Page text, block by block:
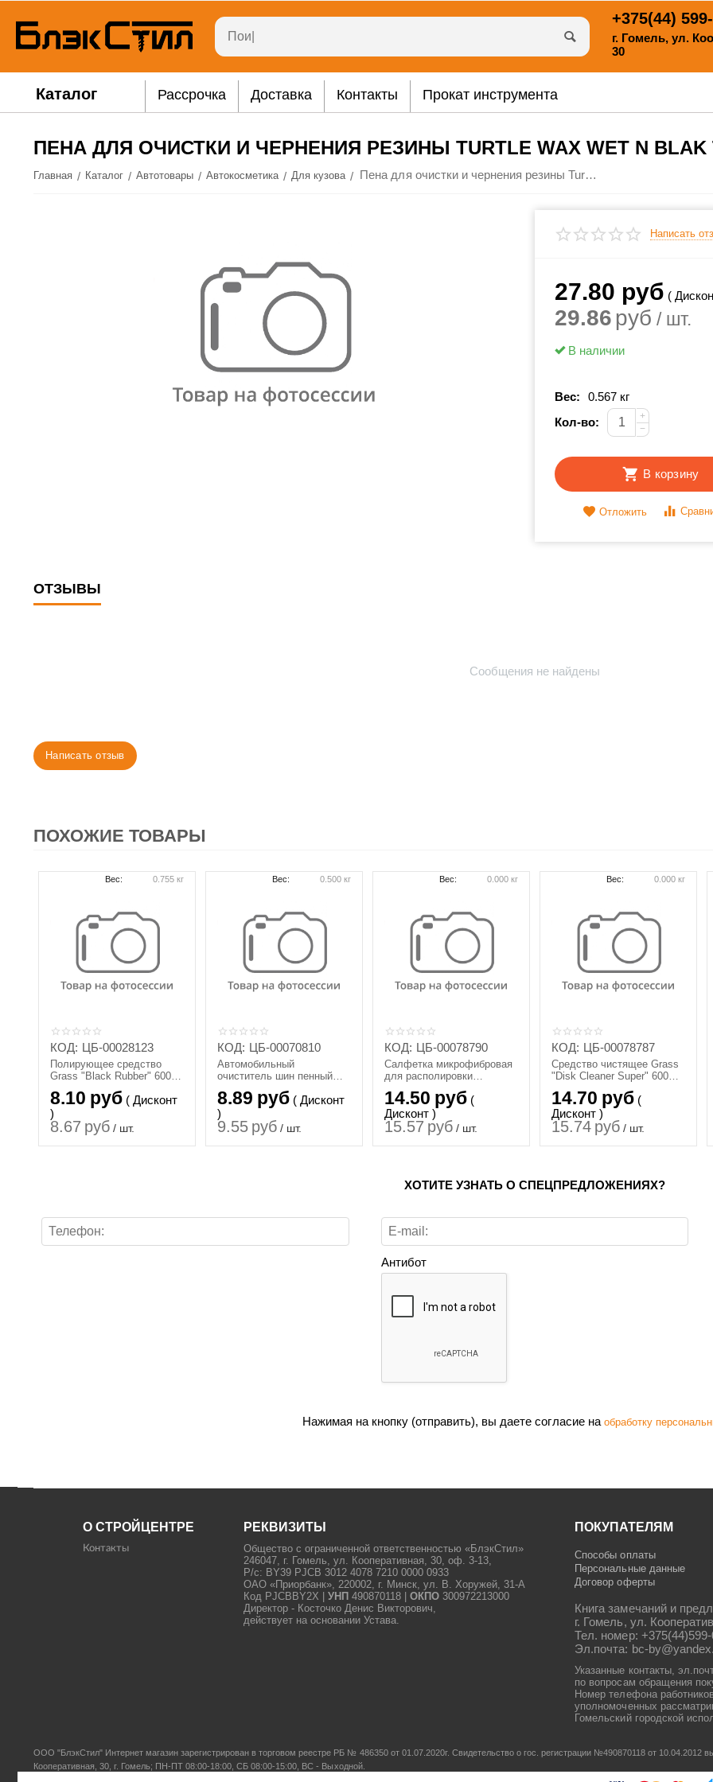
+375(44)
г. Гомель, ул.
30
Каталог Рассрочка Доставка Контакты Прокат инструмента
ПЕНА ДЛЯ ОЧИСТКИ И ЧЕРНЕНИЯ РЕЗИНЫ TURTLE WAX WET N BLAK
Главная / Каталог / Автотовары / Автокосметика / Для кузова / Пена для очистки и чернения резины Turtle Wax Wet N Blak tyre Foam 500 мл.
Написать
27.80 руб (
29.86 руб / шт.
В наличии
Вес:
0.567 кг
Кол-во:
+
−
В корзину
Отложить
ОТЗЫВЫ
Сообщения не найдены
Написать отзыв
ПОХОЖИЕ ТОВАРЫ
КОД: ЦБ-00028123
Полирующее средство
Grass "Black Rubber" 600
8.10 руб ( Дисконт
)
8.67 руб / шт.
Вес: 0.755 кг
КОД: ЦБ-00070810
Автомобильный
очиститель шин пенный
AVS (аэрозоль) 520 мл.
8.89 руб ( Дисконт
)
9.55 руб / шт.
Вес: 0.500 кг
КОД: ЦБ-00078790
Салфетка микрофибровая
для располировки
составов Detail PW "Plush
Wipe", 40х40
14.50 руб (
Дисконт )
15.57 руб / шт.
Вес: 0.000 кг
КОД: ЦБ-00078787
Средство чистящее Grass
"Disk Cleaner Super" 600
14.70 руб (
Дисконт )
15.74 руб / шт.
Вес: 0.000 кг
ХОТИТЕ УЗНАТЬ О СПЕЦПРЕДЛОЖЕНИЯХ?
Антибот
Нажимая на кнопку (отправить), вы даете согласие на обработку
О СТРОЙЦЕНТРЕ
Контакты
РЕКВИЗИТЫ
Общество с ограниченной ответственностью «БлэкСтил»
246047, г. Гомель, ул. Кооперативная, 30, оф. 3-13,
Р/с: BY39 PJCB 3012 4078 7210 0000 0933
ОАО «Приорбанк», 220002, г. Минск, ул. В. Хоружей, 31-А
Код PJCBBY2X |УНП 490870118 |ОКПО 300972213000
Директор - Косточко Денис Викторович,
действует на основании Устава.
ПОКУПАТЕЛЯМ
Способы оплаты
Персональные данные
Договор оферты
Книга замечаний и
г. Гомель, ул.
Тел. номер:
Эл.почта: bc-
Указанные контакты,
по вопросам обращения
Номер телефона
уполномоченных
Гомельский городской
ООО "БлэкСтил" Интернет магазин зарегистрирован в торговом реестре РБ № 486350 от 01.07.2020г. Свидетельство о гос. регистрации №490870118 от
Кооперативная, 30, г. Гомель; ПН-ПТ 08:00-18:00, СБ 08:00-15:00, ВС - Выходной.